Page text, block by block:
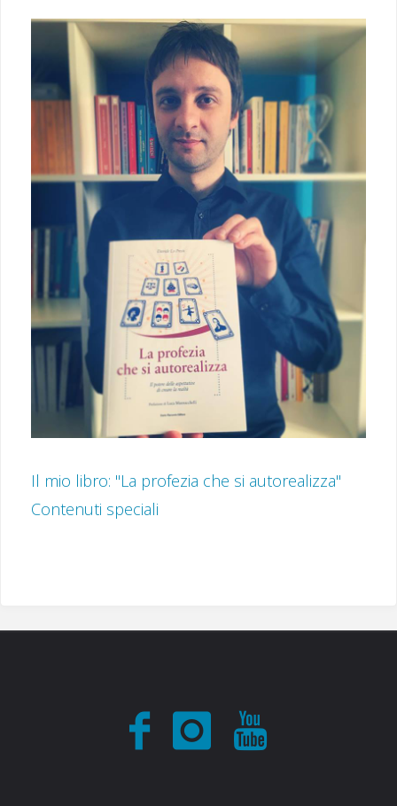
Il mio libro: "La profezia che si autorealizza"
Contenuti speciali